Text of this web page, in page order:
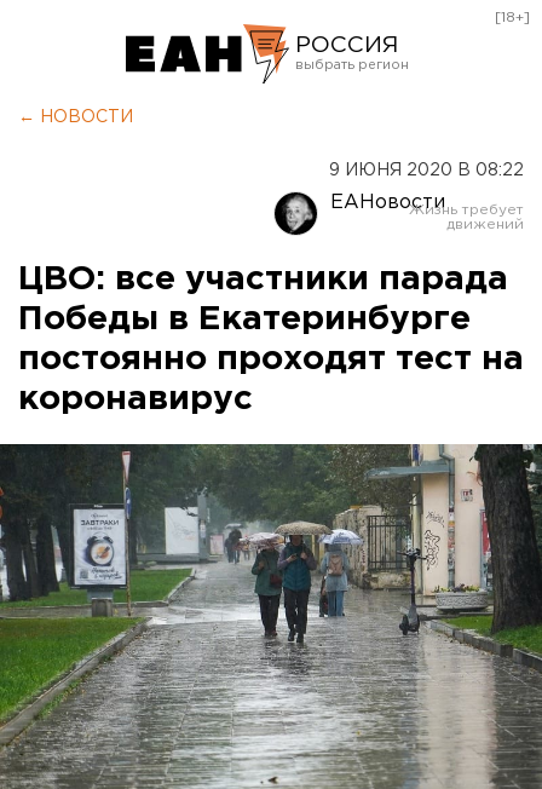
РОССИЯ
Оренбург
[18+]
← НОВОСТИ
9 ИЮНЯ 2020 В 08:22
ЕАНовости
ЦВО: все участники парада
Победы в Екатеринбурге
постоянно проходят тест на
коронавирус